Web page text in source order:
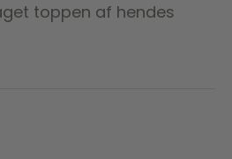
toppen af hendes